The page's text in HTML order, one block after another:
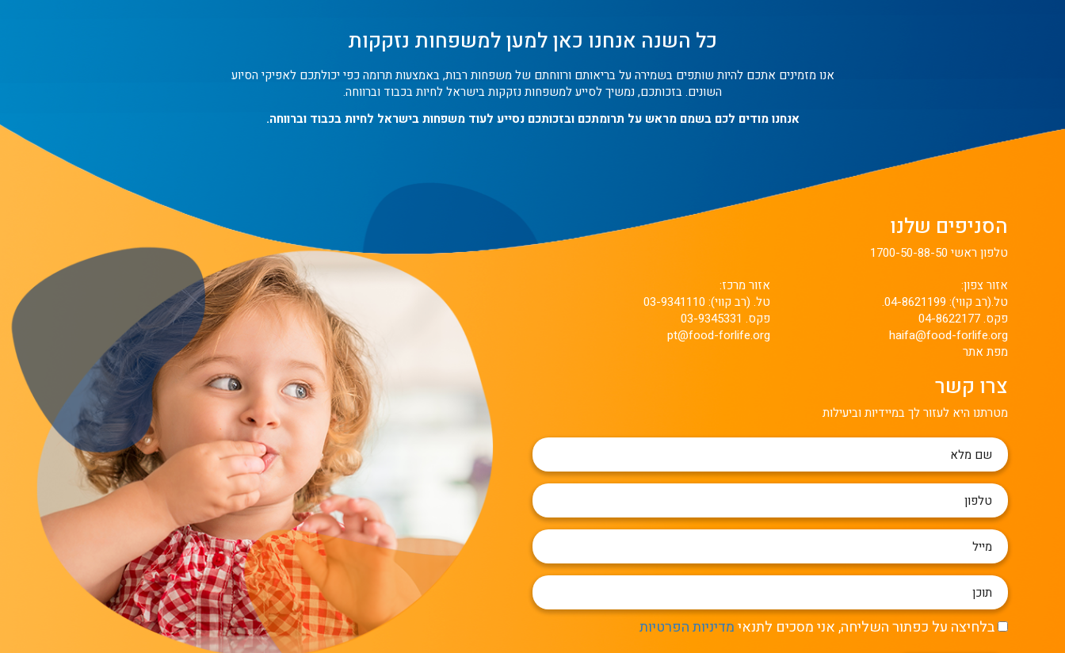
כל השנה אנחנו כאן למען למשפחות נזקקות
אנו מזמינים אתכם להיות שותפים בשמירה על בריאותם ורווחתם של משפחות רבות, באמצעות תרומה כפי יכולתכם לאפיקי הסיוע
השונים. בזכותכם, נמשיך לסייע למשפחות נזקקות בישראל לחיות בכבוד וברווחה.
אנחנו מודים לכם בשמם מראש על תרומתכם ובזכותכם נסייע לעוד משפחות בישראל לחיות בכבוד וברווחה.
הסניפים שלנו
טלפון ראשי 1700-50-88-50
אזור צפון:
טל.(רב קווי): 04-8621199.
פקס. 04-8622177
haifa@food-forlife.org
מפת אתר
אזור מרכז:
טל. (רב קווי): 03-9341110
פקס. 03-9345331
pt@food-forlife.org
צרו קשר
מטרתנו היא לעזור לך במיידיות וביעילות
שם
מלא
טלפון
מייל
תוכן
בלחיצה על כפתור השליחה, אני מסכים לתנאימדיניות הפרטיות